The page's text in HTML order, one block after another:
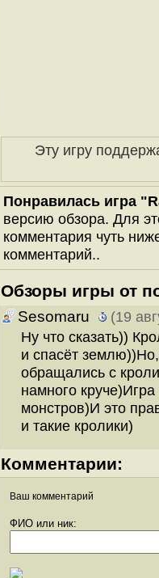
Эту игру
Понравилась игра
версию обзора. Для
комментария чуть
комментарий..
Обзоры игры от
Sesomaru
(19
Ну что сказать))
и спасёт
обращались с
намного
монстров)И это
и такие кролики)
Комментарии:
Ваш комментарий
ФИО или ник: